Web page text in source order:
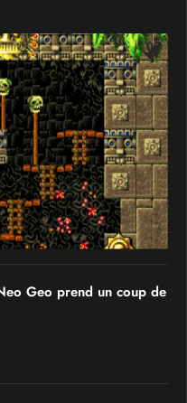
Geo prend un coup de